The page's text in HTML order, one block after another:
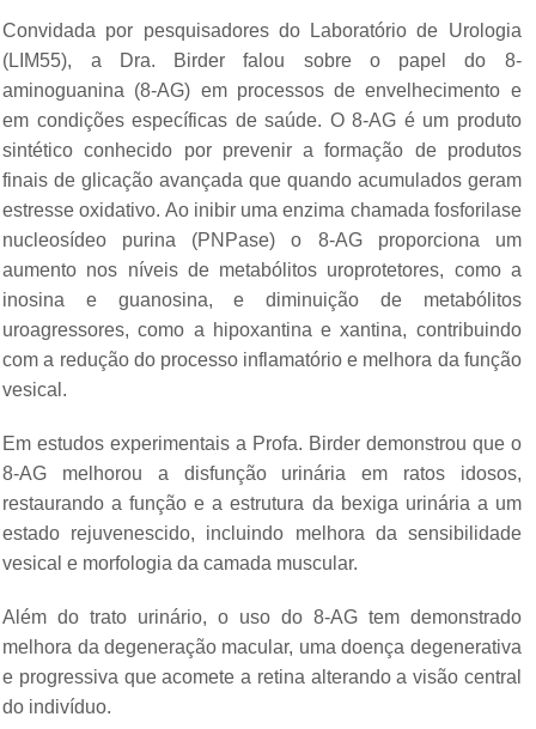
Convidada por pesquisadores do Laboratório de Urologia
(LIM55), a Dra. Birder falou sobre o papel do 8-
aminoguanina (8-AG) em processos de envelhecimento e
em condições específicas de saúde. O 8-AG é um produto
sintético conhecido por prevenir a formação de produtos
finais de glicação avançada que quando acumulados geram
estresse oxidativo. Ao inibir uma enzima chamada fosforilase
nucleosídeo purina (PNPase) o 8-AG proporciona um
aumento nos níveis de metabólitos uroprotetores, como a
inosina e guanosina, e diminuição de metabólitos
uroagressores, como a hipoxantina e xantina, contribuindo
com a redução do processo inflamatório e melhora da função
vesical.
Em estudos experimentais a Profa. Birder demonstrou que o
8-AG melhorou a disfunção urinária em ratos idosos,
restaurando a função e a estrutura da bexiga urinária a um
estado rejuvenescido, incluindo melhora da sensibilidade
vesical e morfologia da camada muscular.
Além do trato urinário, o uso do 8-AG tem demonstrado
melhora da degeneração macular, uma doença degenerativa
e progressiva que acomete a retina alterando a visão central
do indivíduo.